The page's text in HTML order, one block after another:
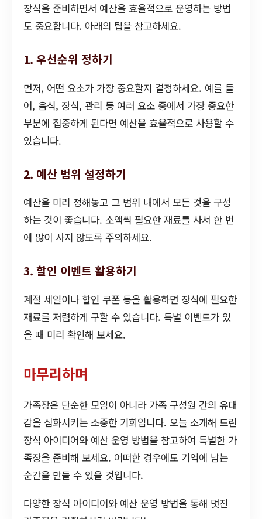
장식을 준비하면서 예산을 효율적으로 운영하는 방법
도 중요합니다. 아래의 팁을 참고하세요.
1. 우선순위 정하기
먼저, 어떤 요소가 가장 중요할지 결정하세요. 예를 들
어, 음식, 장식, 관리 등 여러 요소 중에서 가장 중요한
부분에 집중하게 된다면 예산을 효율적으로 사용할 수
있습니다.
2. 예산 범위 설정하기
예산을 미리 정해놓고 그 범위 내에서 모든 것을 구성
하는 것이 좋습니다. 소액씩 필요한 재료를 사서 한 번
에 많이 사지 않도록 주의하세요.
3. 할인 이벤트 활용하기
계절 세일이나 할인 쿠폰 등을 활용하면 장식에 필요한
재료를 저렴하게 구할 수 있습니다. 특별 이벤트가 있
을 때 미리 확인해 보세요.
마무리하며
가족장은 단순한 모임이 아니라 가족 구성원 간의 유대
감을 심화시키는 소중한 기회입니다. 오늘 소개해 드린
장식 아이디어와 예산 운영 방법을 참고하여 특별한 가
족장을 준비해 보세요. 어떠한 경우에도 기억에 남는
순간을 만들 수 있을 것입니다.
다양한 장식 아이디어와 예산 운영 방법을 통해 멋진